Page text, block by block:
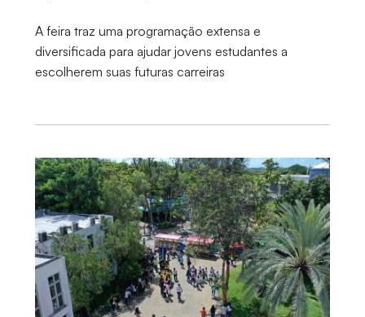
A feira traz uma programação extensa e
diversificada para ajudar jovens estudantes a
escolherem suas futuras carreiras